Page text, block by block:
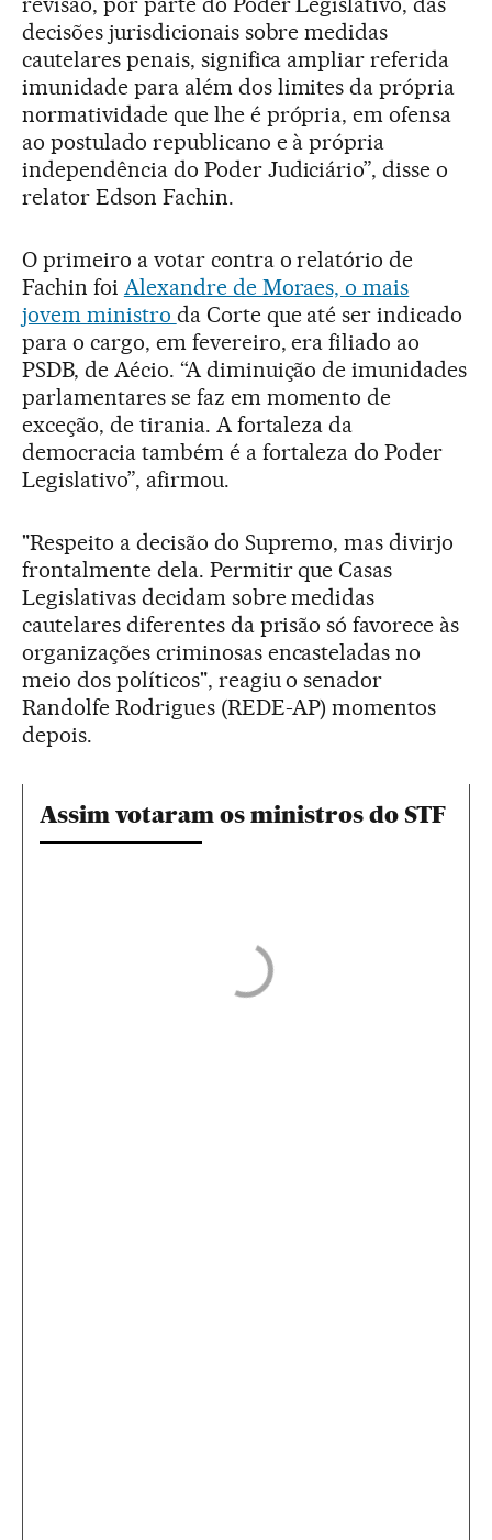
decisões jurisdicionais sobre medidas
cautelares penais, significa ampliar referida
imunidade para além dos limites da própria
normatividade que lhe é própria, em ofensa
ao postulado republicano e à própria
independência do Poder Judiciário”, disse o
relator Edson Fachin.
O primeiro a votar contra o relatório de
Fachin foi Alexandre de Moraes, o mais
jovem ministro da Corte que até ser indicado
para o cargo, em fevereiro, era filiado ao
PSDB, de Aécio. “A diminuição de imunidades
parlamentares se faz em momento de
exceção, de tirania. A fortaleza da
democracia também é a fortaleza do Poder
Legislativo”, afirmou.
"Respeito a decisão do Supremo, mas divirjo
frontalmente dela. Permitir que Casas
Legislativas decidam sobre medidas
cautelares diferentes da prisão só favorece às
organizações criminosas encasteladas no
meio dos políticos", reagiu o senador
Randolfe Rodrigues (REDE-AP) momentos
depois.
Assim votaram os ministros do STF